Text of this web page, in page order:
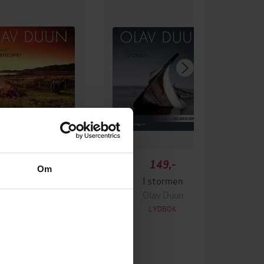
Om
149,-
149,-
I stormen
Olav Duun
LYDBOK